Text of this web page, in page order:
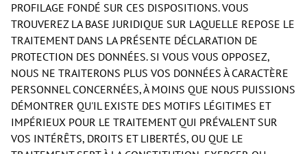
PROFILAGE FONDÉ SUR CES DISPOSITIONS. VOUS
TROUVEREZ LA BASE JURIDIQUE SUR LAQUELLE REPOSE LE
TRAITEMENT DANS LA PRÉSENTE DÉCLARATION DE
PROTECTION DES DONNÉES. SI VOUS VOUS OPPOSEZ,
NOUS NE TRAITERONS PLUS VOS DONNÉES À CARACTÈRE
PERSONNEL CONCERNÉES, À MOINS QUE NOUS PUISSIONS
DÉMONTRER QU'IL EXISTE DES MOTIFS LÉGITIMES ET
IMPÉRIEUX POUR LE TRAITEMENT QUI PRÉVALENT SUR
VOS INTÉRÊTS, DROITS ET LIBERTÉS, OU QUE LE